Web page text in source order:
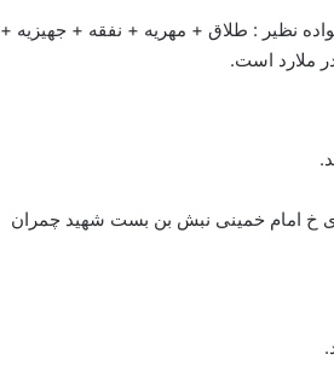
نظیر : طلاق + مهریه + نفقه + جهیزیه +
ملارد است.
خ امام خمینی نبش بن بست شهید چمران